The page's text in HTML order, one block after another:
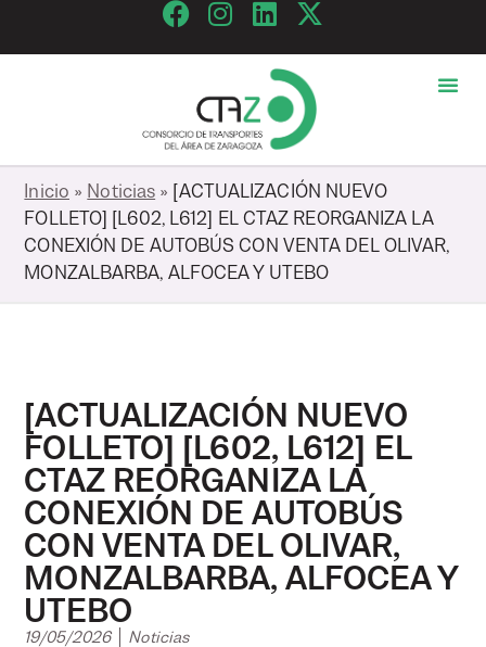
Inicio » Noticias » [ACTUALIZACIÓN NUEVO
FOLLETO] [L602, L612] EL CTAZ REORGANIZA LA
CONEXIÓN DE AUTOBÚS CON VENTA DEL OLIVAR,
MONZALBARBA, ALFOCEA Y UTEBO
[ACTUALIZACIÓN NUEVO
FOLLETO] [L602, L612] EL
CTAZ REORGANIZA LA
CONEXIÓN DE AUTOBÚS
CON VENTA DEL OLIVAR,
MONZALBARBA, ALFOCEA Y
UTEBO
19/05/2026
Noticias